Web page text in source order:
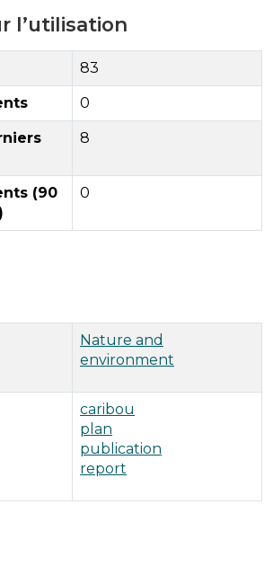
l’utilisation
83
0
8
(90
0
Nature and
environment
caribou
plan
publication
report